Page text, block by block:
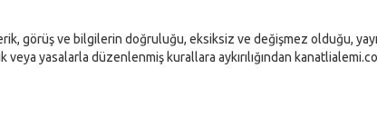
görüş ve bilgilerin doğruluğu, eksiksiz ve değişmez olduğu,
veya yasalarla düzenlenmiş kurallara aykırılığından